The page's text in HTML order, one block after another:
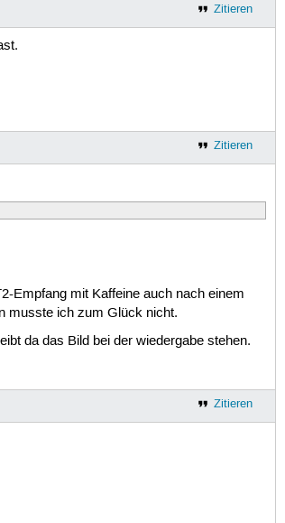
Zitieren
Zitieren
Empfang mit Kaffeine auch nach einem
musste ich zum Glück nicht.
da das Bild bei der wiedergabe stehen.
Zitieren